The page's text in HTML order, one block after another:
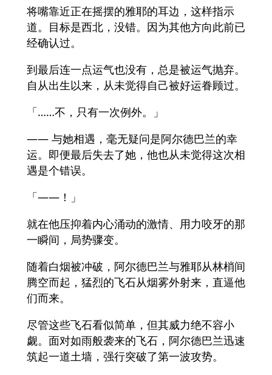
将嘴靠近正在摇摆的雅耶的耳边，这样指示
道。目标是西北，没错。因为其他方向此前已
经确认过。
到最后连一点运气也没有，总是被运气抛弃。
自从出生以来，从未觉得自己被好运眷顾过。
「……不，只有一次例外。」
—— 与她相遇，毫无疑问是阿尔德巴兰的幸
运。即便最后失去了她，他也从未觉得这次相
遇是个错误。
「——！」
就在他压抑着内心涌动的激情、用力咬牙的那
一瞬间，局势骤变。
随着白烟被冲破，阿尔德巴兰与雅耶从林梢间
腾空而起，猛烈的飞石从烟雾外射来，直逼他
们而来。
尽管这些飞石看似简单，但其威力绝不容小
觑。面对如雨般袭来的飞石，阿尔德巴兰迅速
筑起一道土墙，强行突破了第一波攻势。